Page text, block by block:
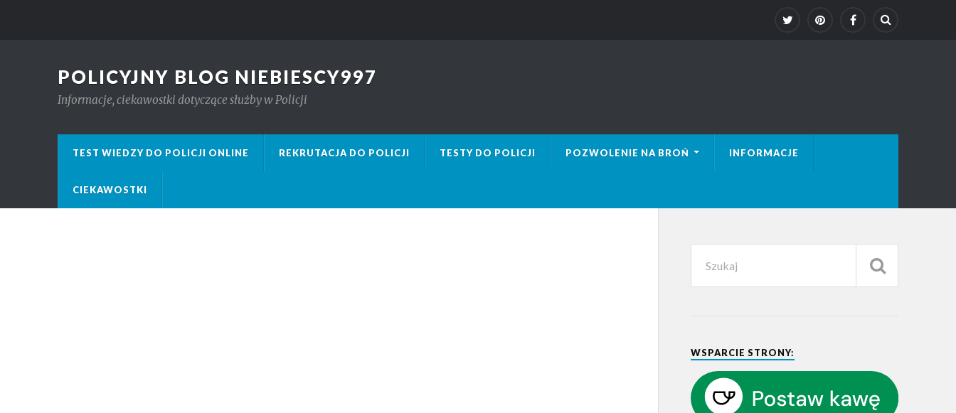
POLICYJNY BLOG NIEBIESCY997
Informacje, ciekawostki dotyczące służby w Policji
TEST WIEDZY DO POLICJI ONLINE REKRUTACJA DO POLICJI TESTY DO POLICJI POZWOLENIE NA BROŃ INFORMACJE
CIEKAWOSTKI
WSPARCIE STRONY: